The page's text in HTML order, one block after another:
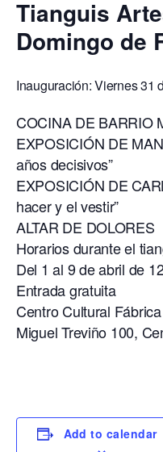
Tianguis
Domingo de
Inauguración: Viernes 31
COCINA DE BARRIO
EXPOSICIÓN DE
años decisivos”
EXPOSICIÓN DE
hacer y el vestir”
ALTAR DE DOLORES
Horarios durante el
Del 1 al 9 de abril de
Entrada gratuita
Centro Cultural
Miguel Treviño 100,
Add to calendar